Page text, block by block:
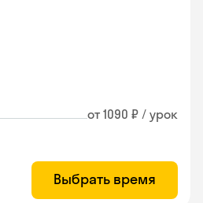
от 1090 ₽ / урок
Выбрать время